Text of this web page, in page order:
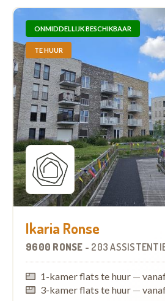
ONMIDDELLIJK BESCHIKBAAR
TE HUUR
Ikaria Ronse
9600 RONSE - 203
1-kamer flats te huur —
3-kamer flats te huur —